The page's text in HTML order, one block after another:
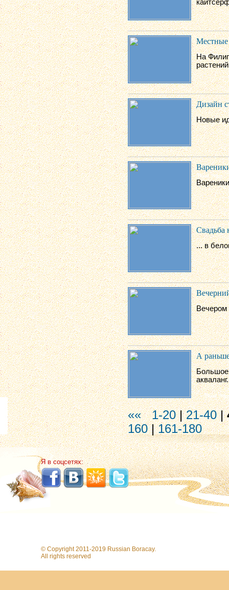
Местные
На
Дизайн
Новые
Свадьба
... в
Вечером
А
Большое
«« 1-20|21-40|
160|161-180
Я в соцсетях:
© Copyright 2011-2019 Russian Boracay.
All rights reserved